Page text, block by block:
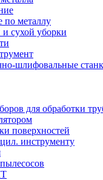
по металлу
сухой уборки
шлифовальные
для обработки
поверхностей
инструменту